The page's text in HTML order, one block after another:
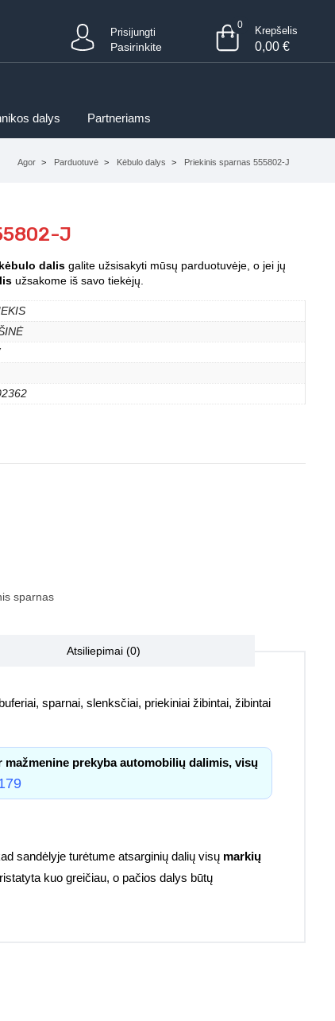
Prisijungti
Pasirinkite
0 Krepšelis
0,00 €
dalys Partneriams
Agor Parduotuvė Kėbulo dalys Priekinis sparnas 555802-J
J
kėbulo dalis galite užsisakyti mūsų parduotuvėje, o jei jų
užsakome iš savo tiekėjų.
sparnas
Atsiliepimai (0)
sparnai, slenksčiai, priekiniai žibintai, žibintai
mažmenine prekyba automobilių dalimis, visų
sandėlyje turėtume atsarginių dalių visų markių
kuo greičiau, o pačios dalys būtų